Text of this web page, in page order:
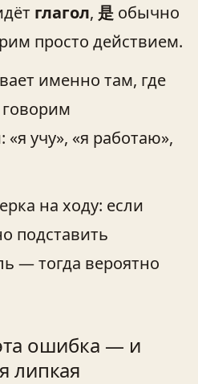
глагол, 是 обычно
просто действием.
именно там, где
«я учу», «я работаю»,
на ходу: если
подставить
— тогда вероятно
ошибка — и
липкая